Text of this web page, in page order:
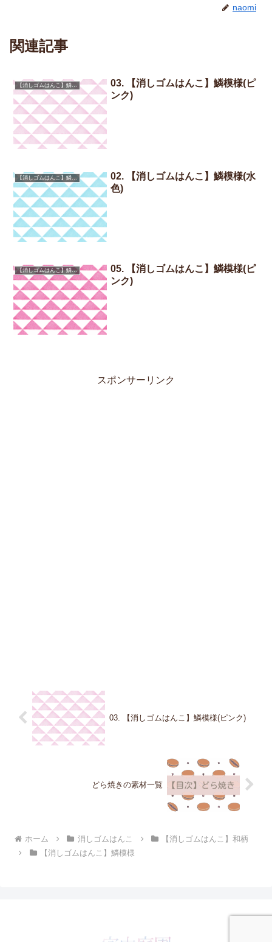
naomi
関連記事
03. 【消しゴムはんこ】鱗模様(ピ
ンク)
【消しゴムはんこ】鱗模様
02. 【消しゴムはんこ】鱗模様(水
色)
【消しゴムはんこ】鱗模様
05. 【消しゴムはんこ】鱗模様(ピ
ンク)
スポンサーリンク
03. 【消しゴムはんこ】鱗模様(ピンク)
どら焼きの素材一覧
ホーム 消しゴムはんこ
【消しゴムはんこ】和柄
【消しゴムはんこ】鱗模様